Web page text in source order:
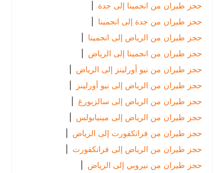
حجز طيران من انجمينا إلى جدة
حجز طيران من جدة إلى انجمينا |
حجز طيران من الرياض إلى انجمينا |
حجز طيران من انجمينا إلى الرياض
|
حجز طيران من نيو أورلينز إلى الرياض
|
حجز طيران من الرياض إلى نيو أورلينز |
حجز طيران من الرياض إلى سالزبورغ |
حجز طيران من الرياض إلى مينيابولس |
حجز طيران من فرانكفورت إلى الرياض
|
حجز طيران من الرياض إلى فرانكفورت |
حجز طيران من نيروبي إلى الرياض
|